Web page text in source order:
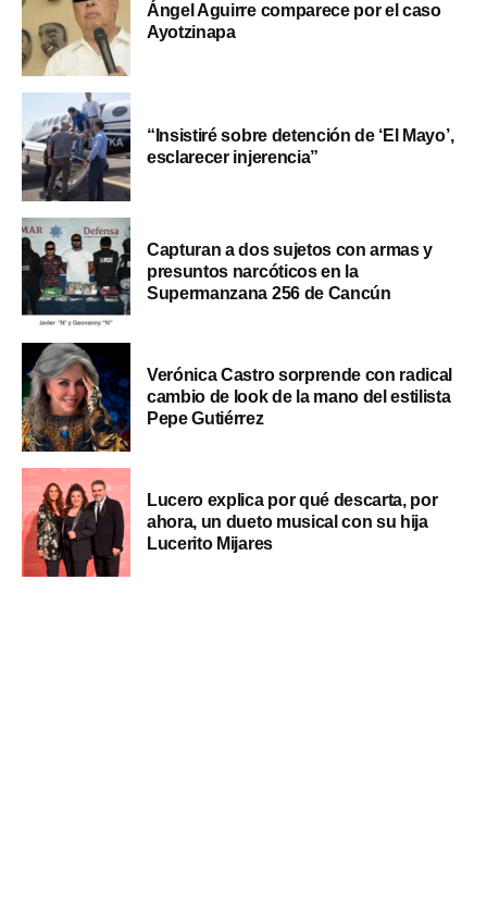
Ángel Aguirre comparece por el caso
Ayotzinapa
“Insistiré sobre detención de ‘El Mayo’,
esclarecer injerencia”
Capturan a dos sujetos con armas y
presuntos narcóticos en la
Supermanzana 256 de Cancún
Verónica Castro sorprende con radical
cambio de look de la mano del estilista
Pepe Gutiérrez
Lucero explica por qué descarta, por
ahora, un dueto musical con su hija
Lucerito Mijares